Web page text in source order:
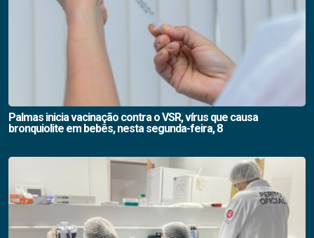
Palmas inicia vacinação contra o VSR, vírus que causa
bronquiolite em bebês, nesta segunda-feira, 8